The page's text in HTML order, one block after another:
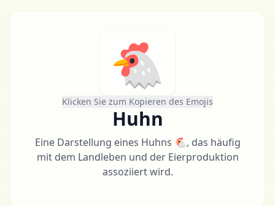
🐔
Klicken Sie zum Kopieren des Emojis
Huhn
Eine Darstellung eines Huhns 🐔, das häufig
mit dem Landleben und der Eierproduktion
assoziiert wird.